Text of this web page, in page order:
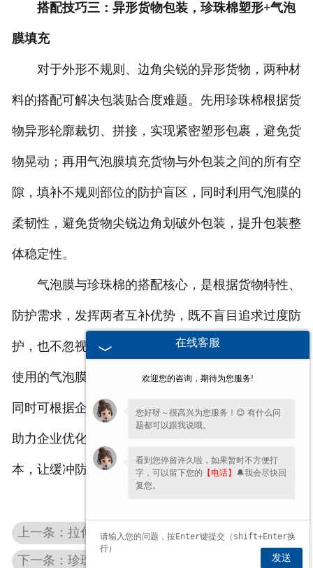
搭配技巧三：异形货物包装，珍珠棉塑形+气泡
膜填充
对于外形不规则、边角尖锐的异形货物，两种材
料的搭配可解决包装贴合度难题。先用珍珠棉根据货
物异形轮廓裁切、拼接，实现紧密塑形包裹，避免货
物晃动；再用气泡膜填充货物与外包装之间的所有空
隙，填补不规则部位的防护盲区，同时利用气泡膜的
柔韧性，避免货物尖锐边角划破外包装，提升包装整
体稳定性。
气泡膜与珍珠棉的搭配核心，是根据货物特性、
防护需求，发挥两者互补优势，既不盲目追求过度防
护，也不忽视细节防护。新乡鸿森纸业供应适配搭配
使用的气泡膜与珍珠棉产品，品类齐全、适配性强，
同时可根据企业货物类型，提供针对性的搭配建议，
助力企业优化包装方案，降低物流损耗、控制包装成
本，让缓冲防护更贴合实际需求。
上一条：拉伸缠绕膜选型：鸿森科普如何选择厚度与拉力合适的产品
下一条：珍珠棉裁切与使用技巧 减少包装耗材消耗
在线客服
欢迎您的咨询，期待为您服务!
您好呀～很高兴为您服务！😊 有什么问
题都可以跟我说哦。
看到您停留许久啦，如果暂时不方便打
字，可以留下您的 【电话】 🔔我会尽快回
复您。
发送